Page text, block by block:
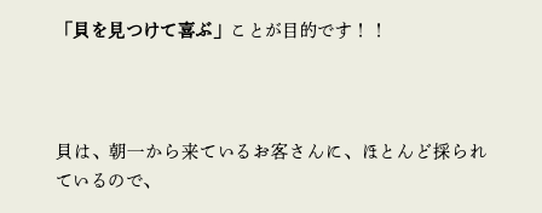
「貝を見つけて喜ぶ」 ことが目的です！！
貝は、朝一から来ているお客さんに、ほとんど採られ
ているので、